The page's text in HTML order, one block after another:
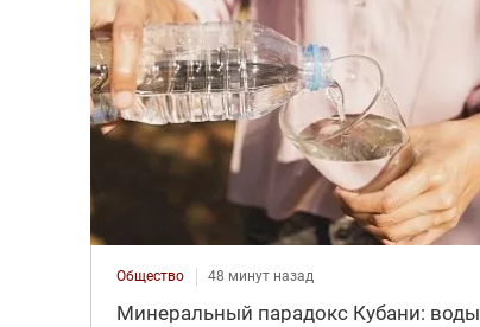
Общество 48 минут назад
Минеральный парадокс Кубани: воды